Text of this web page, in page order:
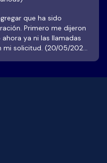
que ha sido
dijeron
ya ni las llamadas
mi solicitud. (20/05/2026)
que hacer su trabajo te